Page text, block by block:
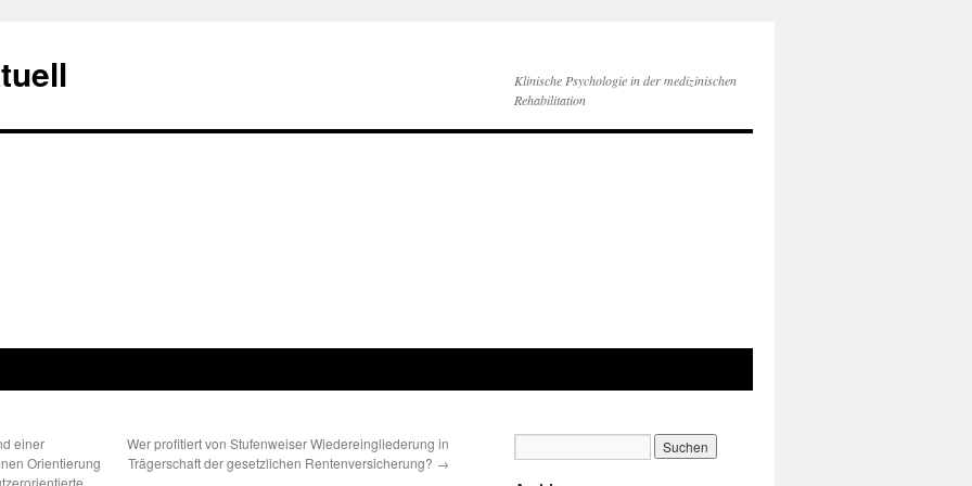
Klinische Psychologie in der medizinischen
Rehabilitation
einer
Orientierung
Wer profitiert von Stufenweiser Wiedereingliederung in
Trägerschaft der gesetzlichen Rentenversicherung? →